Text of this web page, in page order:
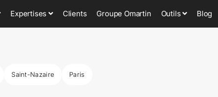
Expertises Clients Groupe Omartin Outils Blog
Saint-Nazaire Paris